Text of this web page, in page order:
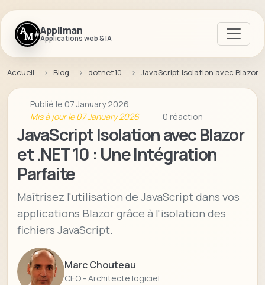
Appliman
Applications web & IA
Accueil Blog dotnet10 JavaScript Isolation avec Blazor
Publié le 07 January 2026
Mis à jour le 07 January 2026
0 réaction
JavaScript Isolation avec Blazor
et .NET 10 : Une Intégration
Parfaite
Maîtrisez l'utilisation de JavaScript dans vos
applications Blazor grâce à l'isolation des
fichiers JavaScript.
Marc Chouteau
CEO - Architecte logiciel